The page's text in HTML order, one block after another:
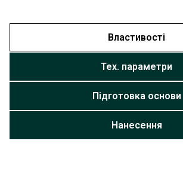
Властивості
Тех. параметри
Підготовка основи
Нанесення